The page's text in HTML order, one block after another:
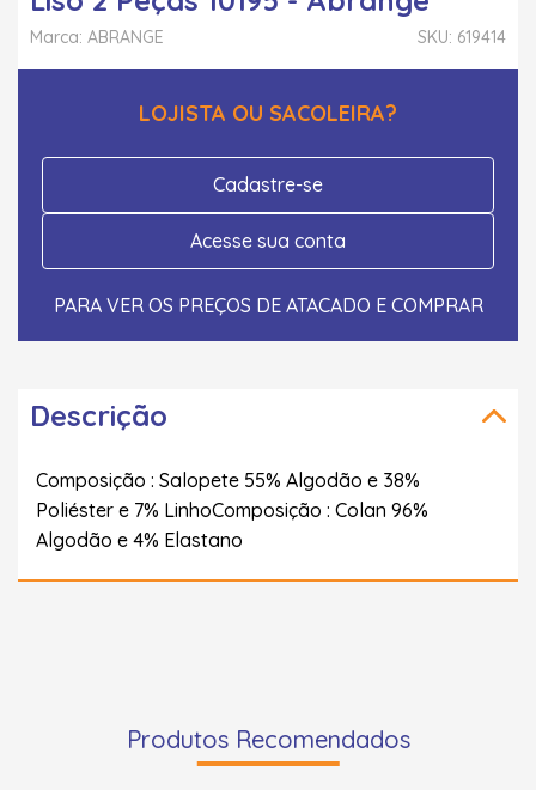
SKU: 619414
Marca: ABRANGE
LOJISTA OU SACOLEIRA?
Cadastre-se
Acesse sua conta
PARA VER OS PREÇOS DE ATACADO E COMPRAR
Descrição
Composição : Salopete 55% Algodão e 38%
Poliéster e 7% LinhoComposição : Colan 96%
Algodão e 4% Elastano
Produtos Recomendados